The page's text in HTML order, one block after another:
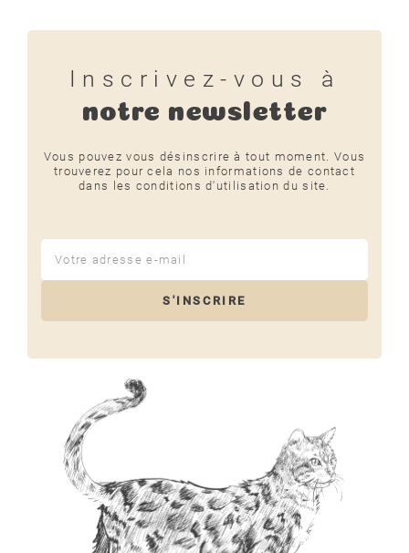
Inscrivez-vous à
notre newsletter
Vous pouvez vous désinscrire à tout moment. Vous
trouverez pour cela nos informations de contact
dans les conditions d'utilisation du site.
S'INSCRIRE